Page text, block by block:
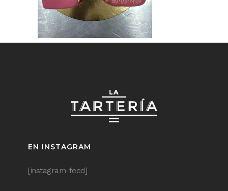
EN INSTAGRAM
[instagram-feed]